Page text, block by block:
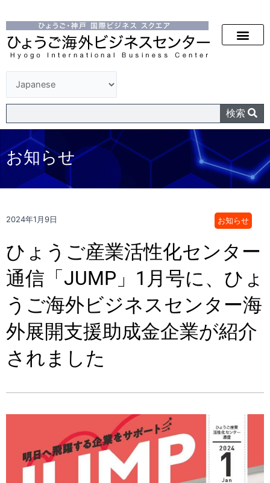
検索
お知らせ
2024年1月9日 お知らせ
ひょうご産業活性化センター
通信「JUMP」1月号に、ひょ
うご海外ビジネスセンター海
外展開支援助成金企業が紹介
されました